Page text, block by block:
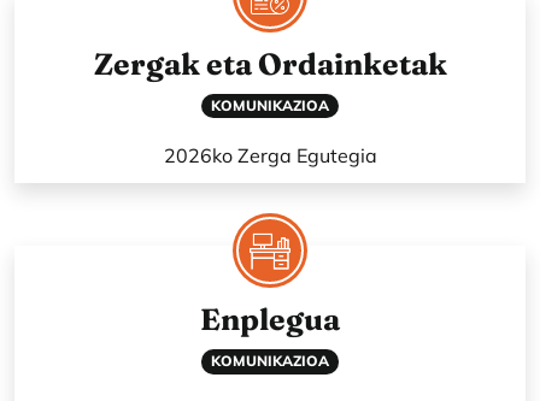
Zergak eta Ordainketak
KOMUNIKAZIOA
2026ko Zerga Egutegia
Enplegua
KOMUNIKAZIOA